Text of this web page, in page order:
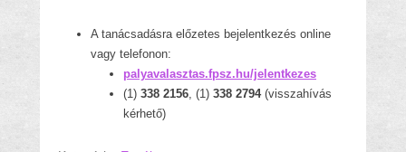
A tanácsadásra előzetes bejelentkezés online
vagy telefonon:
palyavalasztas.fpsz.hu/jelentkezes
(1) 338 2156, (1) 338 2794(visszahívás
kérhető)